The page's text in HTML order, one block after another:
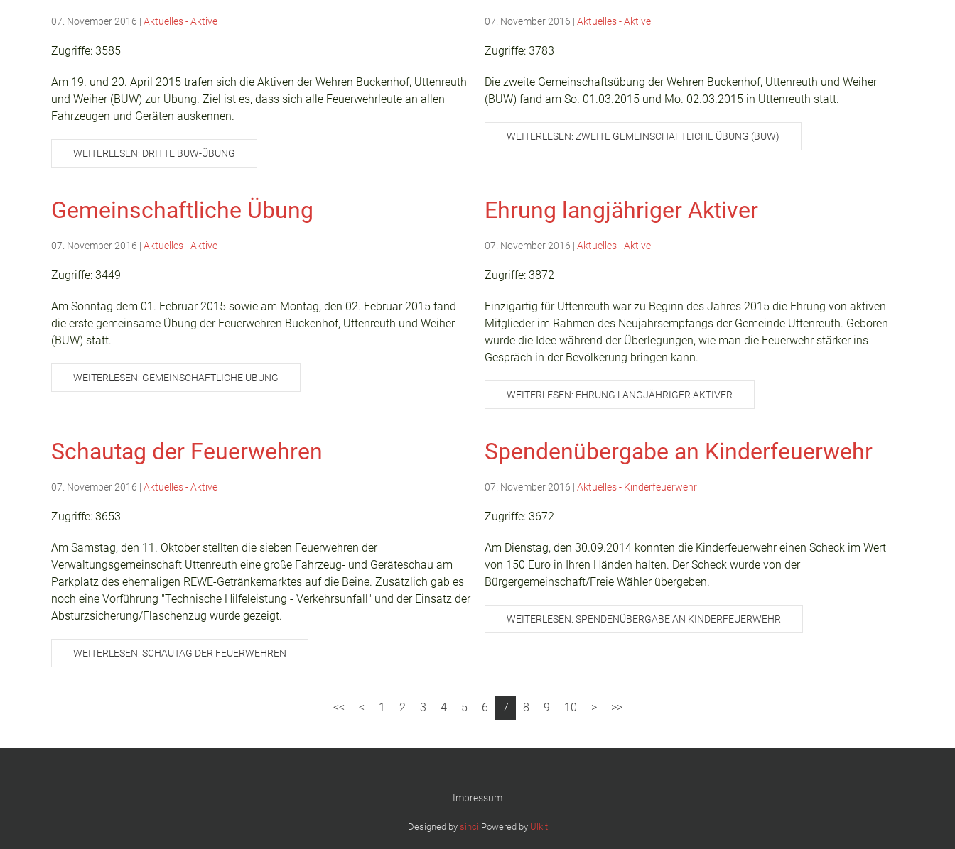
07. November 2016 | Aktuelles - Aktive
Zugriffe: 3585
Am 19. und 20. April 2015 trafen sich die Aktiven der Wehren Buckenhof, Uttenreuth
und Weiher (BUW) zur Übung. Ziel ist es, dass sich alle Feuerwehrleute an allen
Fahrzeugen und Geräten auskennen.
WEITERLESEN: DRITTE BUW-ÜBUNG
07. November 2016 | Aktuelles - Aktive
Zugriffe: 3783
Die zweite Gemeinschaftsübung der Wehren Buckenhof, Uttenreuth und Weiher
(BUW) fand am So. 01.03.2015 und Mo. 02.03.2015 in Uttenreuth statt.
WEITERLESEN: ZWEITE GEMEINSCHAFTLICHE ÜBUNG (BUW)
Gemeinschaftliche Übung
07. November 2016 | Aktuelles - Aktive
Zugriffe: 3449
Am Sonntag dem 01. Februar 2015 sowie am Montag, den 02. Februar 2015 fand
die erste gemeinsame Übung der Feuerwehren Buckenhof, Uttenreuth und Weiher
(BUW) statt.
WEITERLESEN: GEMEINSCHAFTLICHE ÜBUNG
Ehrung langjähriger Aktiver
07. November 2016 | Aktuelles - Aktive
Zugriffe: 3872
Einzigartig für Uttenreuth war zu Beginn des Jahres 2015 die Ehrung von aktiven
Mitglieder im Rahmen des Neujahrsempfangs der Gemeinde Uttenreuth. Geboren
wurde die Idee während der Überlegungen, wie man die Feuerwehr stärker ins
Gespräch in der Bevölkerung bringen kann.
WEITERLESEN: EHRUNG LANGJÄHRIGER AKTIVER
Schautag der Feuerwehren
07. November 2016 | Aktuelles - Aktive
Zugriffe: 3653
Am Samstag, den 11. Oktober stellten die sieben Feuerwehren der
Verwaltungsgemeinschaft Uttenreuth eine große Fahrzeug- und Geräteschau am
Parkplatz des ehemaligen REWE-Getränkemarktes auf die Beine. Zusätzlich gab es
noch eine Vorführung "Technische Hilfeleistung - Verkehrsunfall" und der Einsatz der
Absturzsicherung/Flaschenzug wurde gezeigt.
WEITERLESEN: SCHAUTAG DER FEUERWEHREN
Spendenübergabe an Kinderfeuerwehr
07. November 2016 | Aktuelles - Kinderfeuerwehr
Zugriffe: 3672
Am Dienstag, den 30.09.2014 konnten die Kinderfeuerwehr einen Scheck im Wert
von 150 Euro in Ihren Händen halten. Der Scheck wurde von der
Bürgergemeinschaft/Freie Wähler übergeben.
WEITERLESEN: SPENDENÜBERGABE AN KINDERFEUERWEHR
1 2 3 4 5 6 7 8 9 10
Impressum
Designed by sinci Powered by Ulkit